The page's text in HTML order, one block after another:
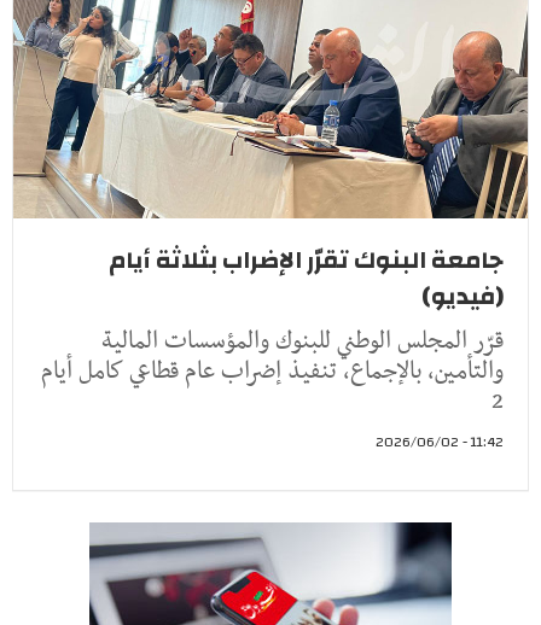
جامعة البنوك تقرّر الإضراب بثلاثة أيام
(فيديو)
قرّر المجلس الوطني للبنوك والمؤسسات المالية
والتأمين، بالإجماع، تنفيذ إضراب عام قطاعي كامل أيام
2
11:42 - 2026/06/02